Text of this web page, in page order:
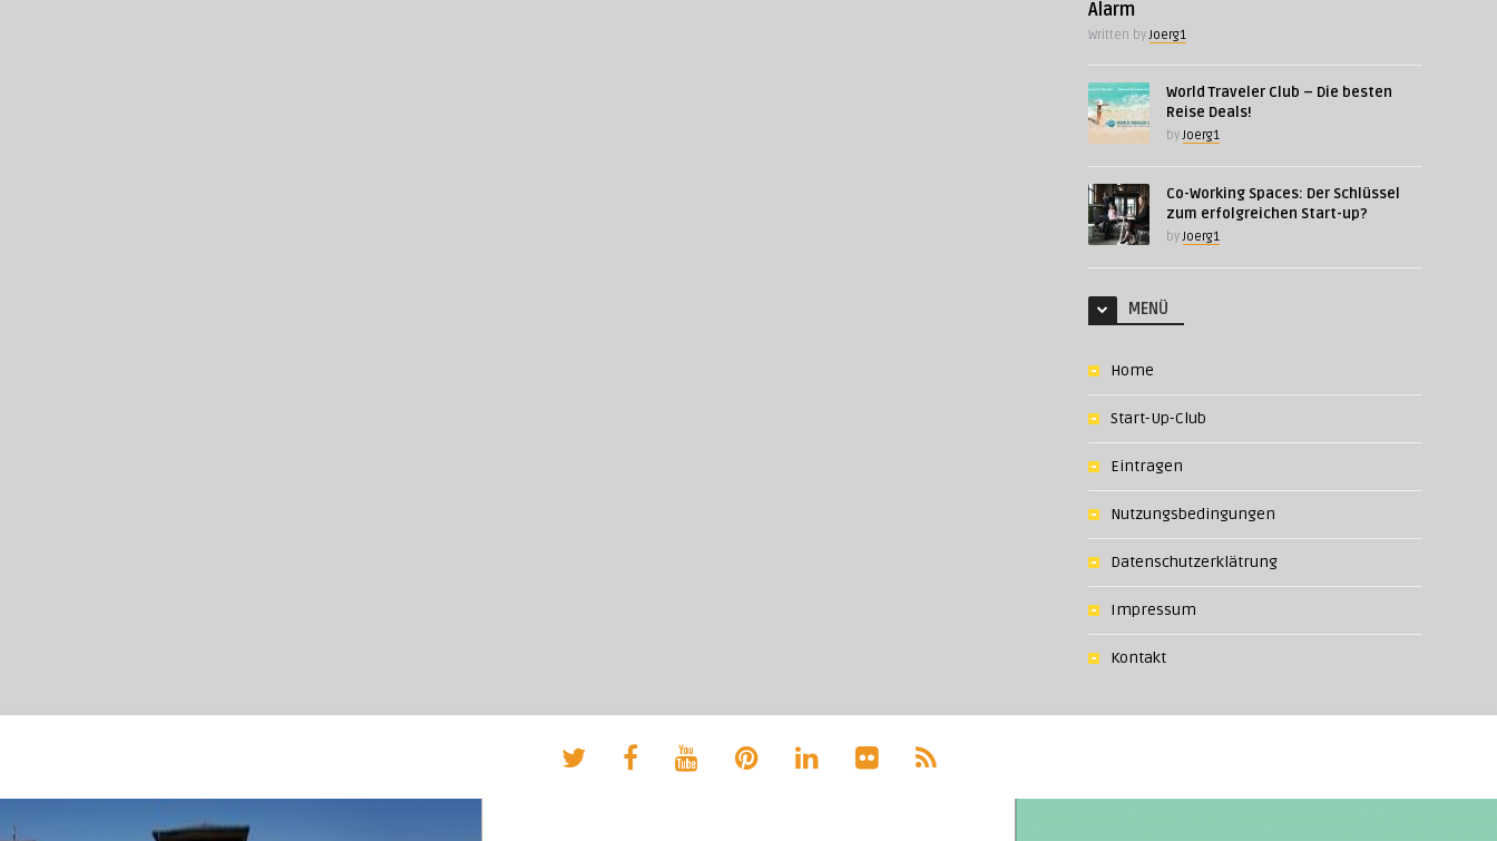
Alarm
Written byJoerg1
World Traveler Club – Die besten
Reise Deals!
byJoerg1
Co-Working Spaces: Der Schlüssel
zum erfolgreichen Start-up?
byJoerg1
MENÜ
Home
Start-Up-Club
Eintragen
Nutzungsbedingungen
Datenschutzerklätrung
Impressum
Kontakt